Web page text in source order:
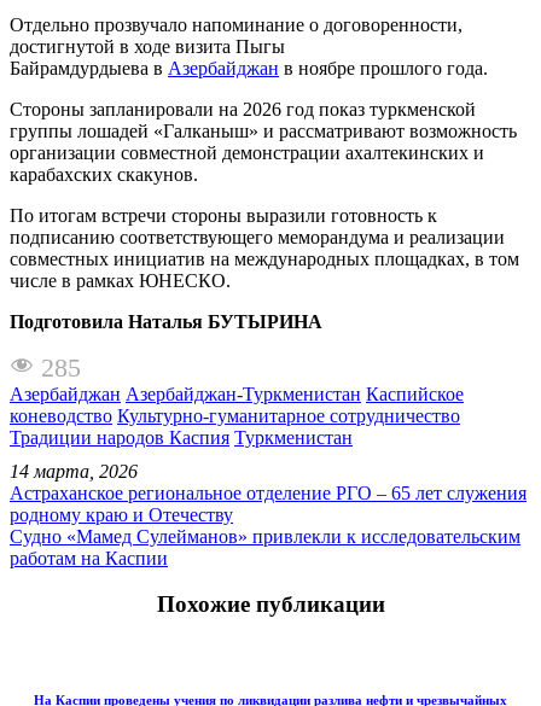
Отдельно прозвучало напоминание о договоренности,
достигнутой в ходе визита Пыгы
Байрамдурдыева в Азербайджан в ноябре прошлого года.
Стороны запланировали на 2026 год показ туркменской
группы лошадей «Галканыш» и рассматривают возможность
организации совместной демонстрации ахалтекинских и
карабахских скакунов.
По итогам встречи стороны выразили готовность к
подписанию соответствующего меморандума и реализации
совместных инициатив на международных площадках, в том
числе в рамках ЮНЕСКО.
Подготовила Наталья БУТЫРИНА
285
Азербайджан Азербайджан-Туркменистан Каспийское
коневодство Культурно-гуманитарное сотрудничество
Традиции народов Каспия Туркменистан
14 марта, 2026
Астраханское региональное отделение РГО – 65 лет служения
родному краю и Отечеству
Судно «Мамед Сулейманов» привлекли к исследовательским
работам на Каспии
Похожие публикации
На Каспии проведены учения по ликвидации разлива нефти и чрезвычайных